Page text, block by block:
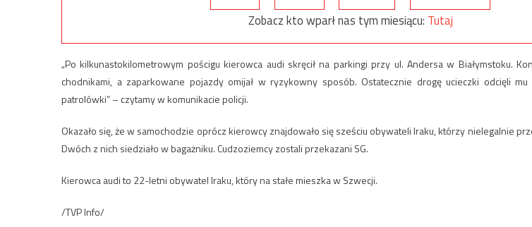
Zobacz kto wparł nas tym miesiącu: Tutaj
„Po kilkunastokilometrowym pościgu kierowca audi skręcił na parkingi przy ul. Andersa w Białymstoku.
chodnikami, a zaparkowane pojazdy omijał w ryzykowny sposób. Ostatecznie drogę ucieczki odcięli mu
patrolówki” – czytamy w komunikacie policji.
Okazało się, że w samochodzie oprócz kierowcy znajdowało się sześciu obywateli Iraku, którzy nielegalnie
Dwóch z nich siedziało w bagażniku. Cudzoziemcy zostali przekazani SG.
Kierowca audi to 22-letni obywatel Iraku, który na stałe mieszka w Szwecji.
/TVP Info/